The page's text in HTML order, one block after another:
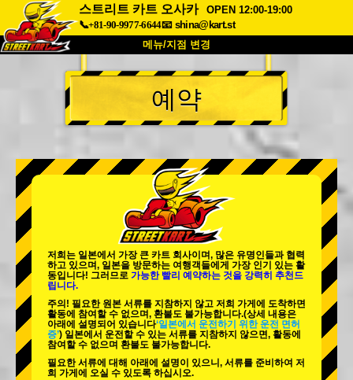
스트리트 카트 오사카
OPEN 12:00-19:00
📞+81-90-9977-6644📧 shina@kart.st
메뉴/지점 변경
최상단
소개 사양 가격
회사 정보 예약
지점 변경
도쿄 시나가와 #1 도쿄 아키하바라#1
도쿄 아키하바라#2
도쿄 시부야 애넥스 도쿄 베이
도쿄 아사쿠사
오키나와
예약
저희는 일본에서 가장 큰 카트 회사이며, 많은 유명인들과 협력
하고 있으며, 일본을 방문하는 여행객들에게 가장 인기 있는 활
동입니다! 그러므로 가능한 빨리 예약하는 것을 강력히 추천드
립니다.
주의! 필요한 원본 서류를 지참하지 않고 저희 가게에 도착하면
활동에 참여할 수 없으며, 환불도 불가능합니다.(상세 내용은
아래에 설명되어 있습니다‘일본에서 운전하기 위한 운전 면허
증’) 일본에서 운전할 수 있는 서류를 지참하지 않으면, 활동에
참여할 수 없으며 환불도 불가능합니다.
필요한 서류에 대해 아래에 설명이 있으니, 서류를 준비하여 저
희 가게에 오실 수 있도록 하십시오.